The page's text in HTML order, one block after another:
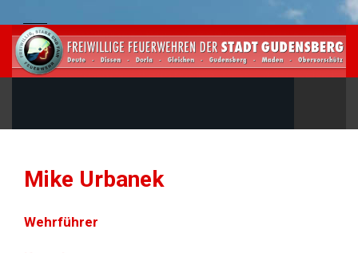
Mike Urbanek
Wehrführer